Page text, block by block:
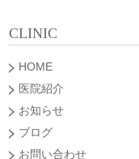
CLINIC
HOME
医院紹介
お知らせ
ブログ
お問い合わせ